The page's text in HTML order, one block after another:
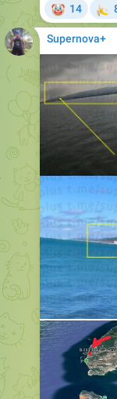
14
Supernova+